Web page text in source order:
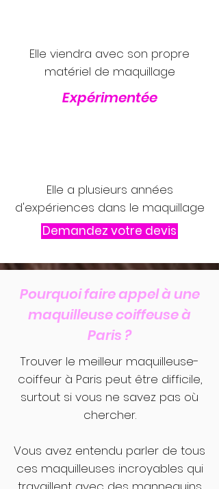
Elle viendra avec son propre
matériel de maquillage
Expérimentée
Elle a plusieurs années
d'expériences dans le maquillage
Demandez votre devis
Pourquoi faire appel à une
maquilleuse coiffeuse à
Paris ?
Trouver le meilleur maquilleuse-
coiffeur à Paris peut être difficile,
surtout si vous ne savez pas où
chercher.
Vous avez entendu parler de tous
ces maquilleuses incroyables qui